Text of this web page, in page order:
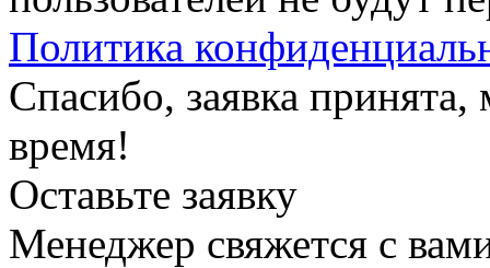
Политика
Спасибо, заявка
время!
Оставьте заявку
Менеджер свяжется с